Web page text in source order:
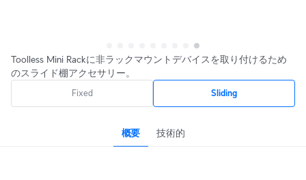
Toolless Mini Rackに非ラックマウントデバイスを取り付けるため
のスライド棚アクセサリー。
Fixed Sliding
概要 技術的